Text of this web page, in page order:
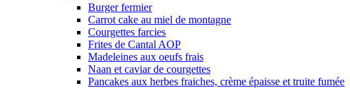
Burger fermier
Carrot cake au miel de montagne
Courgettes farcies
Frites de Cantal AOP
Madeleines aux oeufs frais
Naan et caviar de courgettes
Pancakes aux herbes fraiches, crème épaisse et truite fumée